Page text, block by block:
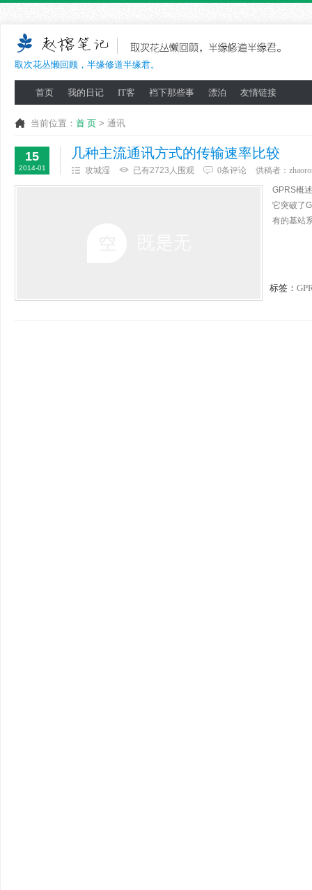
取次花丛懒回顾，半缘修道半缘君。
首页 我的日记 IT客 裆下那些事 漂泊 友情链接
当前位置： 首 页 > 通讯
15
2014-01
几种主流通讯方式的传输速率比较
攻城湿 已有2723人围观 0条评论 供稿者：
GPRS概
它突破了
有的基站
标签：